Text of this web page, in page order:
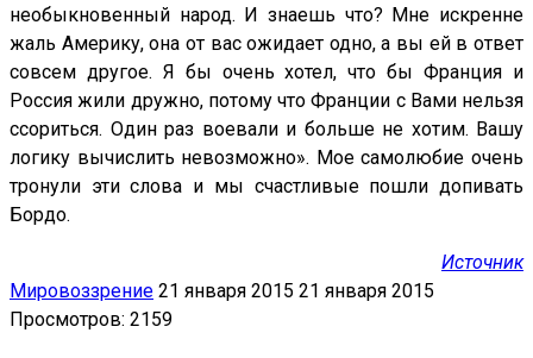
необыкновенный народ. И знаешь что? Мне искренне
жаль Америку, она от вас ожидает одно, а вы ей в ответ
совсем другое. Я бы очень хотел, что бы Франция и
Россия жили дружно, потому что Франции с Вами нельзя
ссориться. Один раз воевали и больше не хотим. Вашу
логику вычислить невозможно». Мое самолюбие очень
тронули эти слова и мы счастливые пошли допивать
Бордо.
Источник
Мировоззрение 21 января 2015 21 января 2015
Просмотров: 2159